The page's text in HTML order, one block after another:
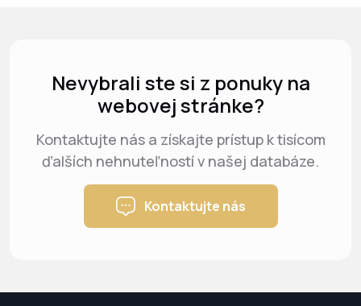
Nevybrali ste si z ponuky na
webovej stránke?
Kontaktujte nás a získajte prístup k tisícom
ďalších nehnuteľností v našej databáze.
Kontaktujte nás